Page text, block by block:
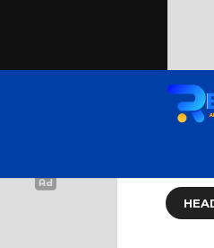
Long Life (HLL) Kini Hadir di